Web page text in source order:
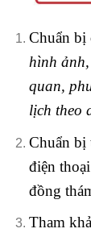
Chuẩn bị
hình
quan,
lịch theo
Chuẩn bị
điện
đồng
Tham